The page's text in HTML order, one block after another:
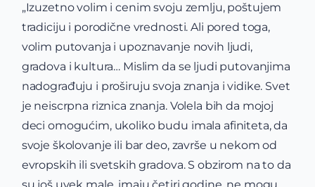
„Izuzetno volim i cenim svoju zemlju, poštujem
tradiciju i porodične vrednosti. Ali pored toga,
volim putovanja i upoznavanje novih ljudi,
gradova i kultura… Mislim da se ljudi putovanjima
nadograđuju i proširuju svoja znanja i vidike. Svet
je neiscrpna riznica znanja. Volela bih da mojoj
deci omogućim, ukoliko budu imala afiniteta, da
svoje školovanje ili bar deo, završe u nekom od
evropskih ili svetskih gradova. S obzirom na to da